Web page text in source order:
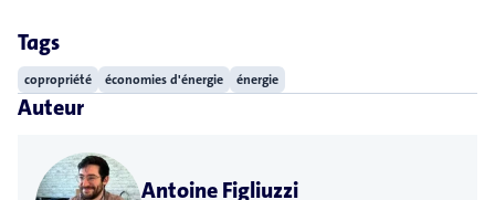
Tags
copropriété économies d'énergie énergie
Auteur
Antoine Figliuzzi